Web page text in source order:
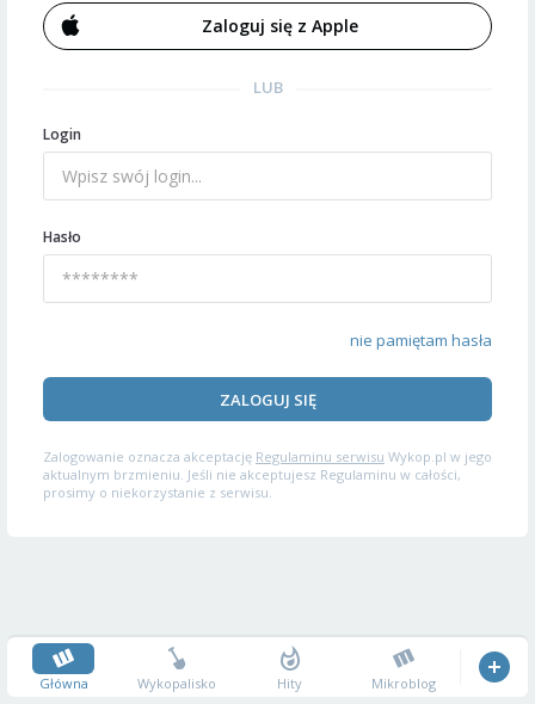
Zaloguj się z Apple
LUB
Login
Hasło
nie pamiętam hasła
ZALOGUJ SIĘ
Zalogowanie oznacza akceptację Regulaminu serwisu Wykop.pl w jego
aktualnym brzmieniu. Jeśli nie akceptujesz Regulaminu w całości,
prosimy o niekorzystanie z serwisu.
Główna Wykopalisko Hity Mikroblog